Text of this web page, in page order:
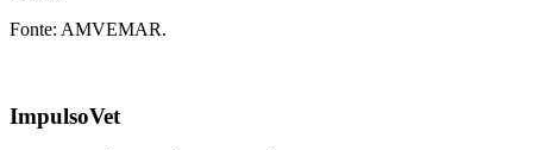
Fonte: AMVEMAR.
ImpulsoVet